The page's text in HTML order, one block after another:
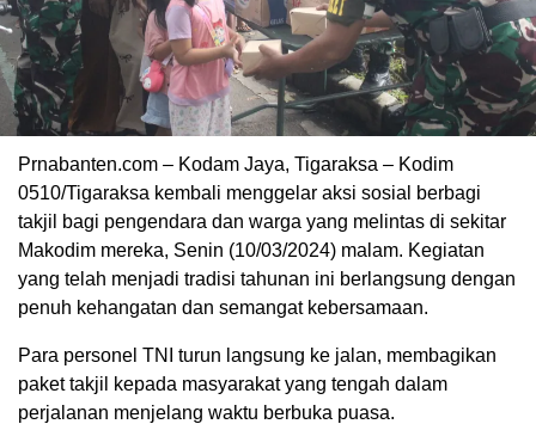
Prnabanten.com – Kodam Jaya, Tigaraksa – Kodim
0510/Tigaraksa kembali menggelar aksi sosial berbagi
takjil bagi pengendara dan warga yang melintas di sekitar
Makodim mereka, Senin (10/03/2024) malam. Kegiatan
yang telah menjadi tradisi tahunan ini berlangsung dengan
penuh kehangatan dan semangat kebersamaan.
Para personel TNI turun langsung ke jalan, membagikan
paket takjil kepada masyarakat yang tengah dalam
perjalanan menjelang waktu berbuka puasa.